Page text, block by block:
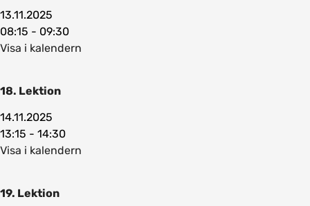
13.11.2025
08:15 - 09:30
Visa i kalendern
18. Lektion
14.11.2025
13:15 - 14:30
Visa i kalendern
19. Lektion